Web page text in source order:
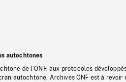
autochtones
de l’ONF, aux protocoles
autochtone, Archives ONF est à